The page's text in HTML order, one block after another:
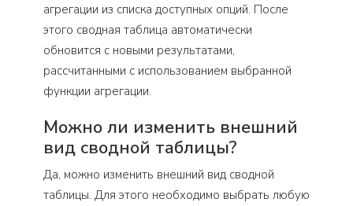
агрегации из списка доступных опций. После
этого сводная таблица автоматически
обновится с новыми результатами,
рассчитанными с использованием выбранной
функции агрегации.
Можно ли изменить внешний
вид сводной таблицы?
Да, можно изменить внешний вид сводной
таблицы. Для этого необходимо выбрать любую